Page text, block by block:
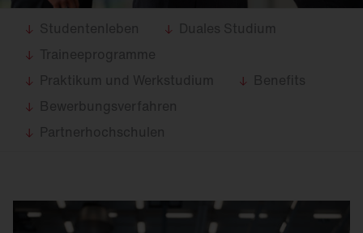
Studentenleben
Duales Studium
Traineeprogramme
Praktikum und Werkstudium
Benefits
Bewerbungsverfahren
Partnerhochschulen